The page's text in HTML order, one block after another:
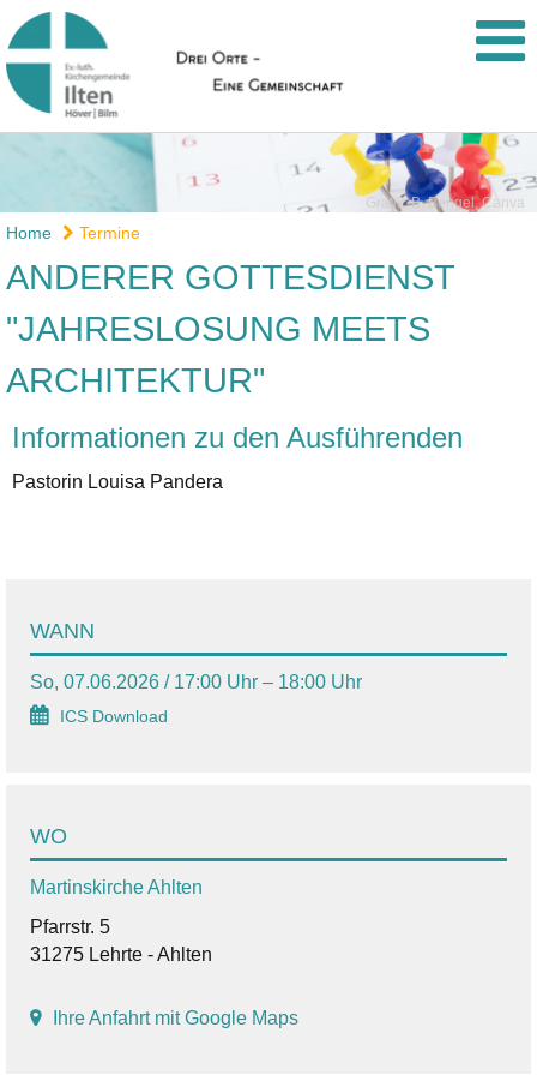
Grafik: B. Bengel, Canva
Home Termine
ANDERER GOTTESDIENST
"JAHRESLOSUNG MEETS
ARCHITEKTUR"
Informationen zu den Ausführenden
Pastorin Louisa Pandera
WANN
So, 07.06.2026 / 17:00 Uhr – 18:00 Uhr
ICS Download
WO
Martinskirche Ahlten
Pfarrstr. 5
31275 Lehrte - Ahlten
Ihre Anfahrt mit Google Maps